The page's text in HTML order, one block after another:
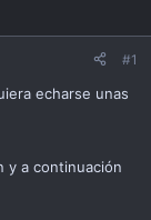
#1
echarse unas
y a continuación